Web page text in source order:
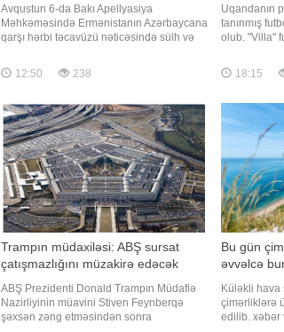
Avqustun 6-da Bakı Apellyasiya
Məhkəməsində Ermənistanın Azərbaycana
qarşı hərbi təcavüzü nəticəsində sülh və
cinayətləri, o cümlədən təcavüzkar
müharibənin hazırlanması və aparılması,
qaydalarını pozma, terrorçuluq, terrorçuluğ
12:50 238
Uqandanın
tanınmış
olub. "Villa"
Makindaye
18:15
Trampın müdaxiləsi: ABŞ sursat
çatışmazlığını müzakirə edəcək
ABŞ Prezidenti Donald Trampın Müdafiə
Nazirliyinin müavini Stiven Feynberqə
şəxsən zəng etməsindən sonra
Bu gün
əvvəlcə
Küləkli hava
çimərliklərə
edilib. xəbər